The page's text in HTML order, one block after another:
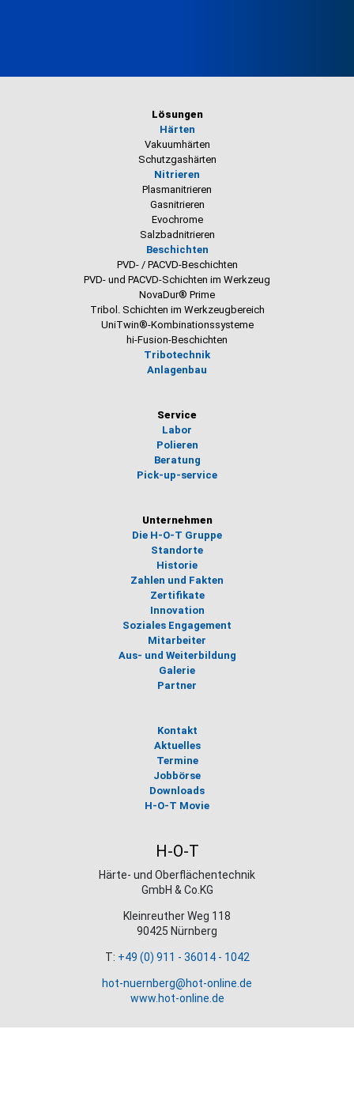
Lösungen
Härten
Vakuumhärten
Schutzgashärten
Nitrieren
Plasmanitrieren
Gasnitrieren
Evochrome
Salzbadnitrieren
Beschichten
PVD- / PACVD-Beschichten
PVD- und PACVD-Schichten im Werkzeug
NovaDur® Prime
Tribol. Schichten im Werkzeugbereich
UniTwin®-Kombinationssysteme
hi-Fusion-Beschichten
Tribotechnik
Anlagenbau
Service
Labor
Polieren
Beratung
Pick-up-service
Unternehmen
Die H-O-T Gruppe
Standorte
Historie
Zahlen und Fakten
Zertifikate
Innovation
Soziales Engagement
Mitarbeiter
Aus- und Weiterbildung
Galerie
Partner
Kontakt
Aktuelles
Termine
Jobbörse
Downloads
H-O-T Movie
H-O-T
Härte- und Oberflächentechnik
GmbH & Co.KG
Kleinreuther Weg 118
90425 Nürnberg
T: +49 (0) 911 - 36014 - 1042
hot-nuernberg@hot-online.de
www.hot-online.de